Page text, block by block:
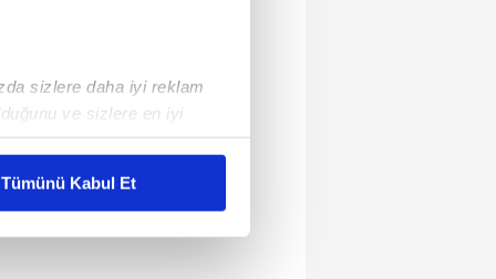
sizlere daha iyi reklam
ve sizlere en iyi
karşılamak
kullanılmaktadır. Bu
Tümünü Kabul Et